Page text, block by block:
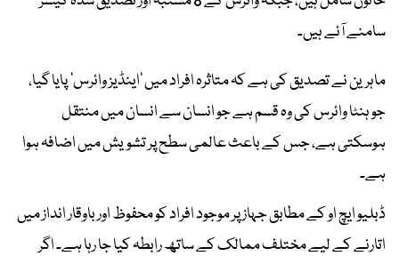
سامنے آئے ہیں۔
ماہرین نے تصدیق کی ہے کہ متاثرہ افراد میں ’اینڈیز وائرس‘ پایا گیا،
جو ہنٹا وائرس کی وہ قسم ہے جو انسان سے انسان میں منتقل
ہوسکتی ہے، جس کے باعث عالمی سطح پر تشویش میں اضافہ ہوا
ہے۔
ڈبلیو ایچ او کے مطابق جہاز پر موجود افراد کو محفوظ اور باوقار انداز میں
اتارنے کے لیے مختلف ممالک کے ساتھ رابطہ کیا جا رہا ہے۔ اگر